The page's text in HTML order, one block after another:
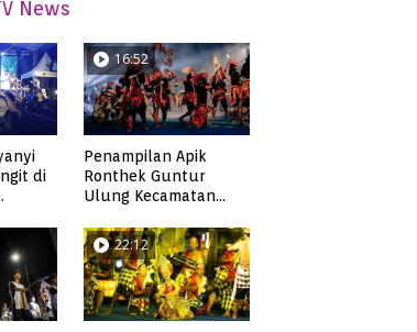
News
di
16:52
Penampilan Apik
Ronthek Guntur
Ulung Kecamatan
22:12